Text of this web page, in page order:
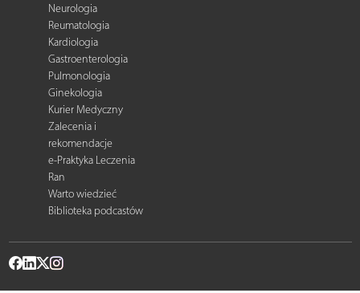
Neurologia
Reumatologia
Kardiologia
Gastroenterologia
Pulmonologia
Ginekologia
Kurier Medyczny
Zalecenia i
rekomendacje
e-Praktyka Leczenia
Ran
Warto wiedzieć
Biblioteka podcastów